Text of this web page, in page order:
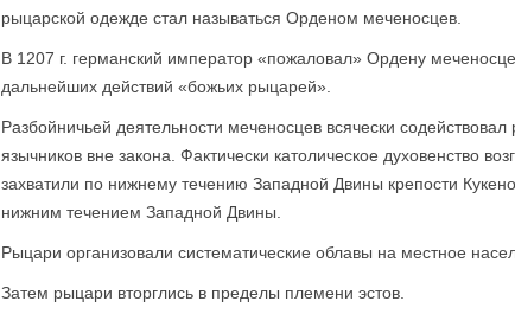
рыцарской одежде стал называться Орденом меченосцев.
В 1207 г. германский император «пожаловал» Ордену
дальнейших действий «божьих рыцарей».
Разбойничьей деятельности меченосцев всячески
язычников вне закона. Фактически католическое духовенство
захватили по нижнему течению Западной Двины крепости
нижним течением Западной Двины.
Рыцари организовали систематические облавы на местное
Затем рыцари вторглись в пределы племени эстов.